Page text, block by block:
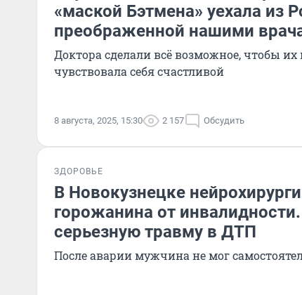
«маской Бэтмена» уехала из
преображенной нашими
Доктора сделали всё возможное, чтобы
чувствовала себя счастливой
8 августа, 2025, 15:30 2 157 Обсудить
ЗДОРОВЬЕ
В Новокузнецке
горожанина от
серьезную травму в ДТП
После аварии мужчина не мог